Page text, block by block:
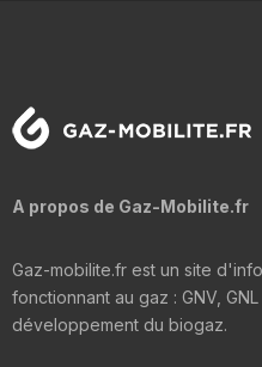
A propos de Gaz-Mobilite.fr
Gaz-mobilite.fr est un site
fonctionnant au gaz : GNV,
développement du biogaz.